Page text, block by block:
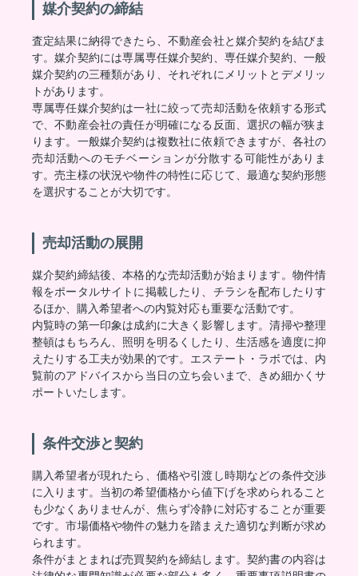
媒介契約の締結
査定結果に納得できたら、不動産会社と媒介契約を結びま
す。媒介契約には専属専任媒介契約、専任媒介契約、一般
媒介契約の三種類があり、それぞれにメリットとデメリッ
トがあります。
専属専任媒介契約は一社に絞って売却活動を依頼する形式
で、不動産会社の責任が明確になる反面、選択の幅が狭ま
ります。一般媒介契約は複数社に依頼できますが、各社の
売却活動へのモチベーションが分散する可能性がありま
す。売主様の状況や物件の特性に応じて、最適な契約形態
を選択することが大切です。
売却活動の展開
媒介契約締結後、本格的な売却活動が始まります。物件情
報をポータルサイトに掲載したり、チラシを配布したりす
るほか、購入希望者への内覧対応も重要な活動です。
内覧時の第一印象は成約に大きく影響します。清掃や整理
整頓はもちろん、照明を明るくしたり、生活感を適度に抑
えたりする工夫が効果的です。エステート・ラボでは、内
覧前のアドバイスから当日の立ち会いまで、きめ細かくサ
ポートいたします。
条件交渉と契約
購入希望者が現れたら、価格や引渡し時期などの条件交渉
に入ります。当初の希望価格から値下げを求められること
も少なくありませんが、焦らず冷静に対応することが重要
です。市場価格や物件の魅力を踏まえた適切な判断が求め
られます。
条件がまとまれば売買契約を締結します。契約書の内容は